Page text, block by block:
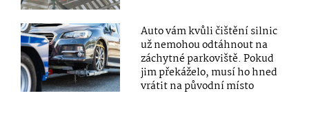
Auto vám kvůli čištění silnic
už nemohou odtáhnout na
záchytné parkoviště. Pokud
jim překáželo, musí ho hned
vrátit na původní místo